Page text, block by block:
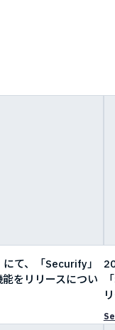
て、「Securify」
をリリースについ